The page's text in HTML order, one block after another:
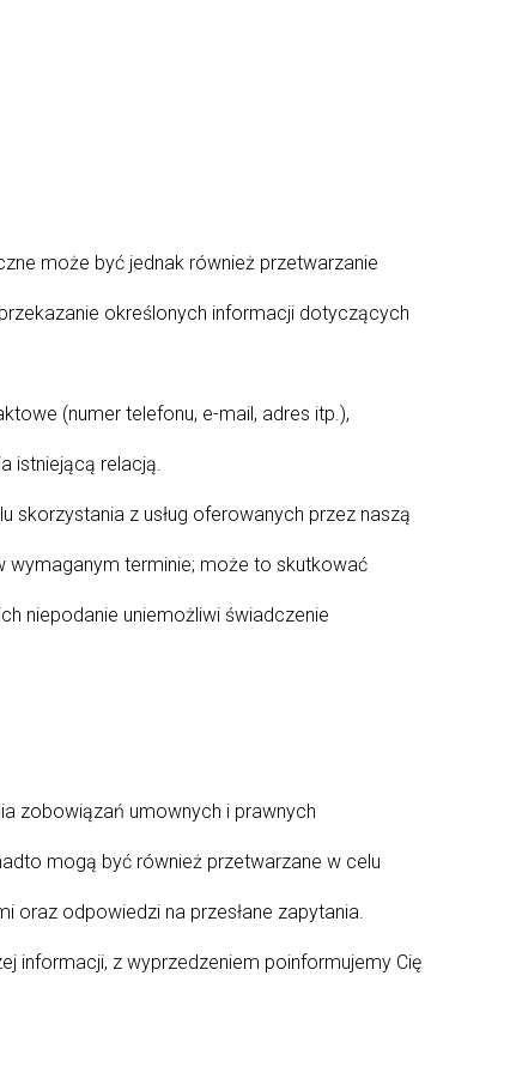
może być jednak również przetwarzanie
określonych informacji dotyczących
(numer telefonu, e-mail, adres itp.),
istniejącą relacją.
z usług oferowanych przez naszą
wymaganym terminie; może to skutkować
niepodanie uniemożliwi świadczenie
zobowiązań umownych i prawnych
mogą być również przetwarzane w celu
oraz odpowiedzi na przesłane zapytania.
informacji, z wyprzedzeniem poinformujemy Cię